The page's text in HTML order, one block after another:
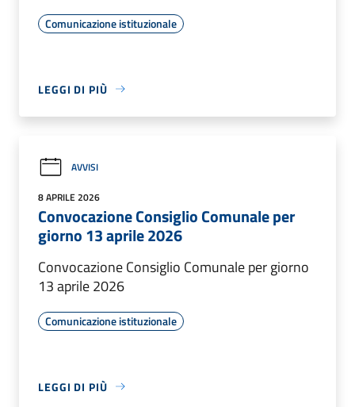
Comunicazione istituzionale
LEGGI DI PIÙ
AVVISI
8 APRILE 2026
Convocazione Consiglio Comunale per
giorno 13 aprile 2026
Convocazione Consiglio Comunale per giorno
13 aprile 2026
Comunicazione istituzionale
LEGGI DI PIÙ